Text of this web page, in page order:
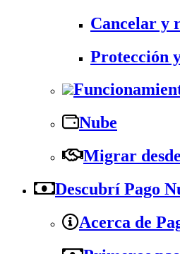
Cancelar y
Protección
Nube
Migrar
Descubrí Pago
Acerca de